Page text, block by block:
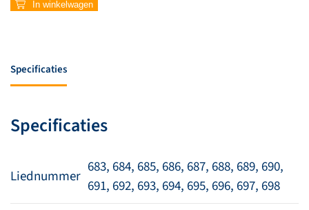
In winkelwagen
Specificaties
Specificaties
Liednummer
683, 684, 685, 686, 687, 688, 689, 690,
691, 692, 693, 694, 695, 696, 697, 698